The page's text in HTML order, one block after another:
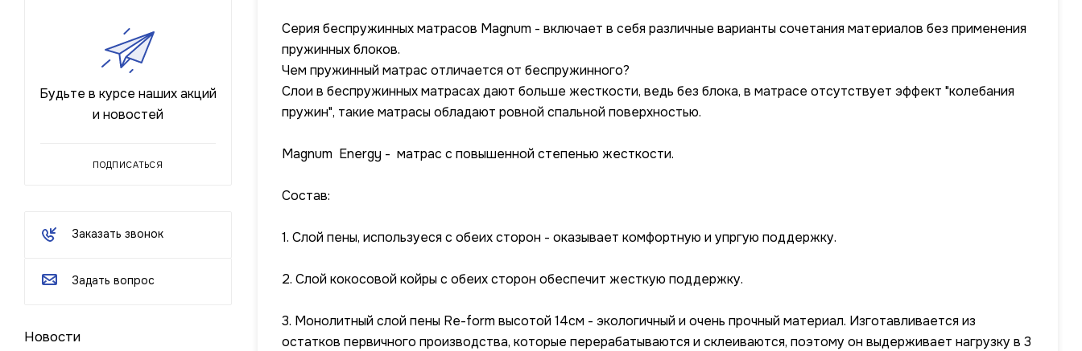
Серия беспружинных матрасов Magnum - включает в себя различные варианты сочетания материалов без применения
пружинных блоков.
Чем пружинный матрас отличается от беспружинного?
Слои в беспружинных матрасах дают больше жесткости, ведь без блока, в матрасе отсутствует эффект "колебания
пружин", такие матрасы обладают ровной спальной поверхностью.
Magnum Energy - матрас с повышенной степенью жесткости.
Состав:
1. Слой пены, используеся с обеих сторон - оказывает комфортную и упргую поддержку.
2. Слой кокосовой койры с обеих сторон обеспечит жесткую поддержку.
3. Монолитный слой пены Re-form высотой 14см - экологичный и очень прочный материал. Изготавливается из
остатков первичного производства, которые перерабатываются и склеиваются, поэтому он выдерживает нагрузку в 3
Будьте в курсе наших акций
и новостей
ПОДПИСАТЬСЯ
Заказать звонок
Задать вопрос
Новости